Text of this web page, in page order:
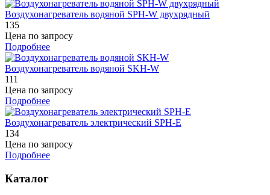
Воздухонагреватель водяной SPH-W двухрядный
135
Цена по запросу
Подробнее
Воздухонагреватель водяной SKH-W
111
Цена по запросу
Подробнее
Воздухонагреватель электрический SPH-E
134
Цена по запросу
Подробнее
Каталог